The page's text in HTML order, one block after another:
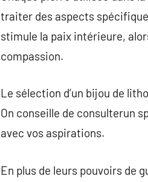
traiter des aspects
stimule la paix intérieure,
compassion.
Le sélection d’un bijou de
On conseille de consulterun
avec vos aspirations.
En plus de leurs pouvoirs de